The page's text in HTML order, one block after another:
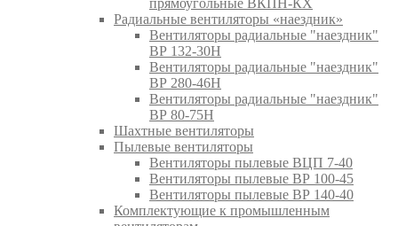
прямоугольные ВКПН-КХ
Радиальные вентиляторы «наездник»
Вентиляторы радиальные "наездник"
ВР 132-30Н
Вентиляторы радиальные "наездник"
ВР 280-46Н
Вентиляторы радиальные "наездник"
ВР 80-75Н
Шахтные вентиляторы
Пылевые вентиляторы
Вентиляторы пылевые ВЦП 7-40
Вентиляторы пылевые ВР 100-45
Вентиляторы пылевые ВР 140-40
Комплектующие к промышленным